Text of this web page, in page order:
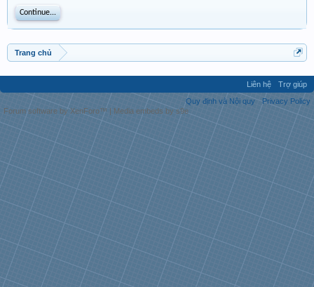
Continue...
Trang chủ
Liên hệ
Trợ giúp
Quy định và Nội quy
Privacy Policy
Forum software by XenForo™ | Media embeds by s9e